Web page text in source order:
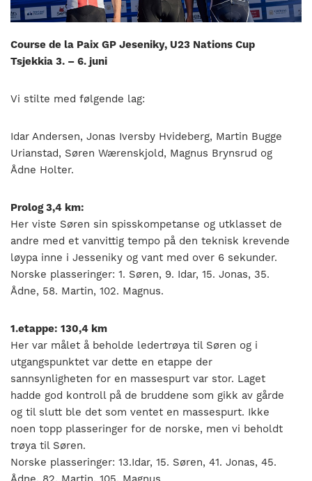
til
bli
en
Course de la Paix GP Jeseniky, U23 Nations Cup
Tsjekkia 3. – 6. juni
Vi stilte med følgende lag:
Idar Andersen, Jonas Iversby Hvideberg, Martin Bugge
Urianstad, Søren Wærenskjold, Magnus Brynsrud og
Ådne Holter.
Prolog 3,4 km:
Her viste Søren sin spisskompetanse og utklasset de
andre med et vanvittig tempo på den teknisk krevende
løypa inne i Jesseniky og vant med over 6 sekunder.
Norske plasseringer: 1. Søren, 9. Idar, 15. Jonas, 35.
Ådne, 58. Martin, 102. Magnus.
1.etappe: 130,4 km
Her var målet å beholde ledertrøya til Søren og i
utgangspunktet var dette en etappe der
sannsynligheten for en massespurt var stor. Laget
hadde god kontroll på de bruddene som gikk av gårde
og til slutt ble det som ventet en massespurt. Ikke
noen topp plasseringer for de norske, men vi beholdt
trøya til Søren.
Norske plasseringer: 13.Idar, 15. Søren, 41. Jonas, 45.